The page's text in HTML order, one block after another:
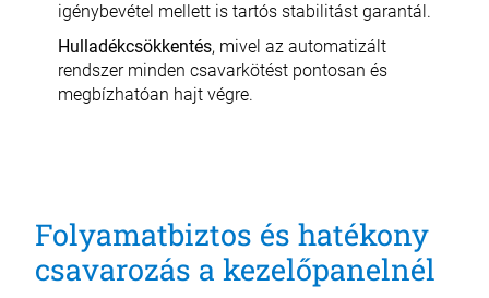
igénybevétel mellett is tartós stabilitást garantál.
Hulladékcsökkentés, mivel az automatizált
rendszer minden csavarkötést pontosan és
megbízhatóan hajt végre.
Folyamatbiztos és hatékony
csavarozás a kezelőpanelnél